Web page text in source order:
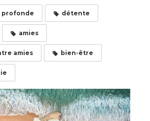
profonde détente
amies
amies bien-être